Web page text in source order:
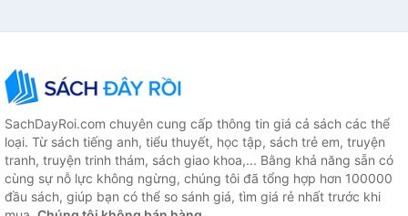
SachDayRoi.com chuyên cung cấp thông tin giá cả sách các thể
loại. Từ sách tiếng anh, tiểu thuyết, học tập, sách trẻ em, truyện
tranh, truyện trinh thám, sách giao khoa,... Bằng khả năng sẵn có
cùng sự nỗ lực không ngừng, chúng tôi đã tổng hợp hơn 100000
đầu sách, giúp bạn có thể so sánh giá, tìm giá rẻ nhất trước khi